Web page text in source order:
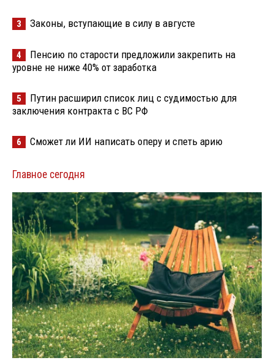
3 Законы, вступающие в силу в августе
4
Пенсию по старости предложили закрепить на
уровне не ниже 40% от заработка
5
Путин расширил список лиц с судимостью для
заключения контракта с ВС РФ
6 Сможет ли ИИ написать оперу и спеть арию
Главное сегодня